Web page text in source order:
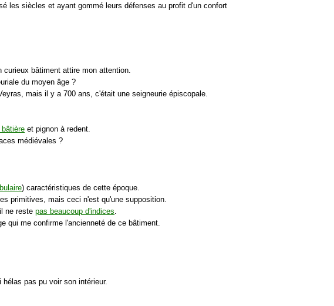
les siècles et ayant gommé leurs défenses au profit d'un confort
bâtiment attire mon attention.
du moyen âge ?
mais il y a 700 ans, c'était une seigneurie épiscopale.
et pignon à redent.
médiévales ?
) caractéristiques de cette époque.
primitives, mais ceci n'est qu'une supposition.
ne restepas beaucoup d'indices
qui me confirme l'ancienneté de ce bâtiment.
pas pu voir son intérieur.